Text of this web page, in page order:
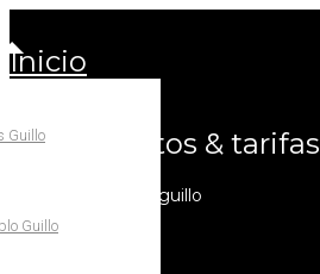
inicio
alojamientos & tarifas
hotel rural can guillo
Guillo
Guillo